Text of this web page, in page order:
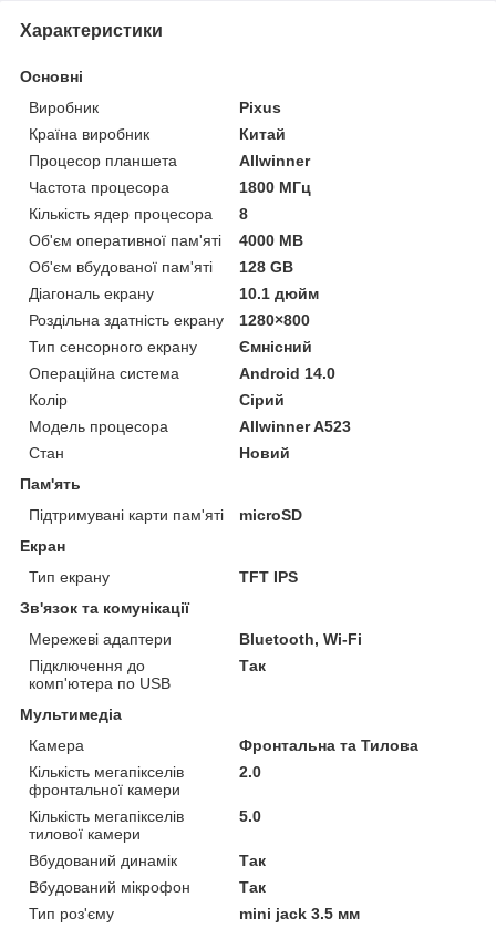
Характеристики
Основні
Виробник
Pixus
Країна виробник
Китай
Процесор планшета
Allwinner
Частота процесора
1800 МГц
Кількість ядер процесора
8
Об'єм оперативної пам'яті
4000 MB
Об'єм вбудованої пам'яті
128 GB
Діагональ екрану
10.1 дюйм
Роздільна здатність екрану
1280×800
Тип сенсорного екрану
Ємнісний
Операційна система
Android 14.0
Колір
Сірий
Модель процесора
Allwinner A523
Стан
Новий
Пам'ять
Підтримувані карти пам'яті
microSD
Екран
Тип екрану
TFT IPS
Зв'язок та комунікації
Мережеві адаптери
Bluetooth, Wi-Fi
Підключення до
комп'ютера по USB
Так
Мультимедіа
Камера
Фронтальна та Тилова
Кількість мегапікселів
фронтальної камери
2.0
Кількість мегапікселів
тилової камери
5.0
Вбудований динамік
Так
Вбудований мікрофон
Так
Тип роз'єму
mini jack 3.5 мм